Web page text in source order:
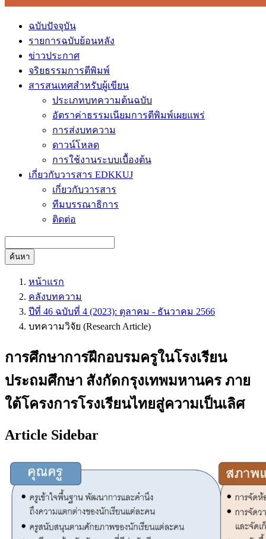
ฉบับปัจจุบัน
รายการฉบับย้อนหลัง
ข่าวประกาศ
จริยธรรมการตีพิมพ์
สารสนเทศสำหรับผู้เขียน
ประเภทบทความต้นฉบับ
อัตราค่าธรรมเนียมการตีพิมพ์เผยแพร่
การส่งบทความ
ดาวน์โหลด
การใช้งานระบบเบื้องต้น
เกี่ยวกับวารสาร EDKKUJ
เกี่ยวกับวารสาร
ทีมบรรณาธิการ
ติดต่อ
ค้นหา
หน้าแรก
คลังบทความ
ปีที่ 46 ฉบับที่ 4 (2023): ตุลาคม - ธันวาคม 2566
บทความวิจัย (Research Article)
การศึกษาการฝึกอบรมครูในโรงเรียน
ประถมศึกษา สังกัดกรุงเทพมหานคร ภาย
ใต้โครงการโรงเรียนไทยสู่ความเป็นเลิศ
Article Sidebar